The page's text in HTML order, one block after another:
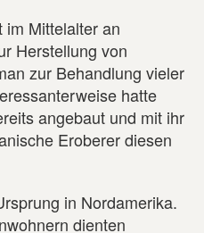
im Mittelalter an
Herstellung von
zur Behandlung vieler
hatte
angebaut und mit ihr
Eroberer diesen
in Nordamerika.
dienten